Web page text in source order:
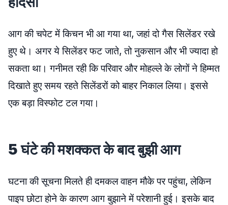
आग की चपेट में किचन भी आ गया था, जहां दो गैस सिलेंडर रखे
हुए थे। अगर ये सिलेंडर फट जाते, तो नुकसान और भी ज्यादा हो
सकता था। गनीमत रही कि परिवार और मोहल्ले के लोगों ने हिम्मत
दिखाते हुए समय रहते सिलेंडरों को बाहर निकाल लिया। इससे
एक बड़ा विस्फोट टल गया।
5 घंटे की मशक्कत के बाद बुझी आग
घटना की सूचना मिलते ही दमकल वाहन मौके पर पहुंचा, लेकिन
पाइप छोटा होने के कारण आग बुझाने में परेशानी हुई। इसके बाद